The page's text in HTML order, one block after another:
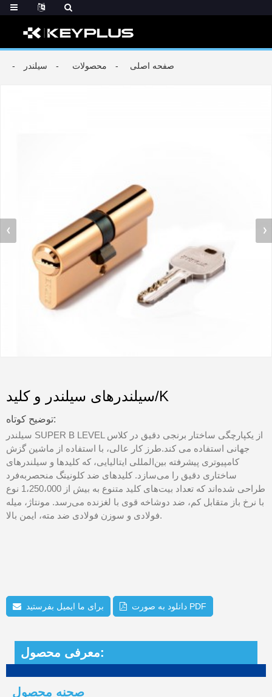
صفحه اصلی محصولات سیلندر
سیلندرهای سیلندر و کلید/K
توضیح کوتاه:
سیلندر SUPER B LEVEL از یکپارچگی ساختار برنجی دقیق در کلاس
جهانی استفاده می کند.طرز کار عالی، با استفاده از ماشین گزش
کامپیوتری پیشرفته بین‌المللی ایتالیایی، که کلیدها و سیلندرهای
ساختاری دقیق را می‌سازد. کلیدهای ضد کلونینگ منحصربه‌فرد
طراحی شده‌اند که تعداد بیت‌های کلید متنوع به بیش از 1،250،000 نوع
با نرخ باز متقابل کم، ضد دوشاخه قوی با لغزنده می‌رسد. مونتاژ، میله
فولادی و سوزن فولادی ضد مته، ایمن بالا.
برای ما ایمیل بفرستید دانلود به صورت PDF
معرفی محصول:
صحنه محصول